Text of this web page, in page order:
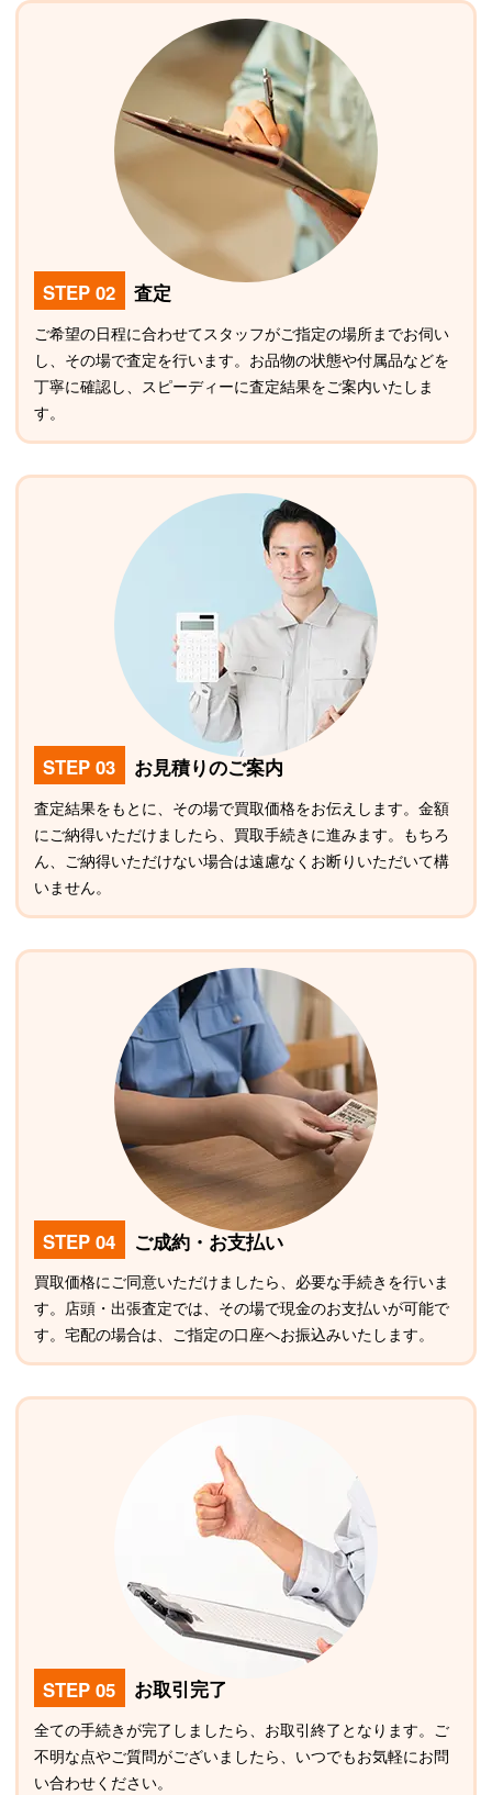
STEP 02 査定
ご希望の日程に合わせてスタッフがご指定の場所までお伺い
し、その場で査定を行います。お品物の状態や付属品などを
丁寧に確認し、スピーディーに査定結果をご案内いたしま
す。
STEP 03 お見積りのご案内
査定結果をもとに、その場で買取価格をお伝えします。金額
にご納得いただけましたら、買取手続きに進みます。もちろ
ん、ご納得いただけない場合は遠慮なくお断りいただいて構
いません。
STEP 04 ご成約・お支払い
買取価格にご同意いただけましたら、必要な手続きを行いま
す。店頭・出張査定では、その場で現金のお支払いが可能で
す。宅配の場合は、ご指定の口座へお振込みいたします。
STEP 05 お取引完了
全ての手続きが完了しましたら、お取引終了となります。ご
不明な点やご質問がございましたら、いつでもお気軽にお問
い合わせください。